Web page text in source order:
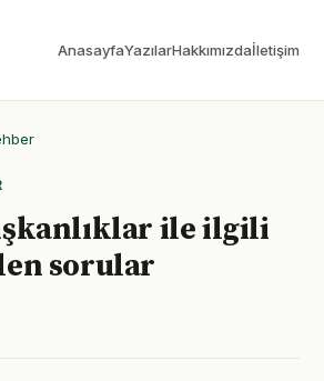
AnasayfaYazılarHakkımızdaİletişim
ile ilgili
sorular